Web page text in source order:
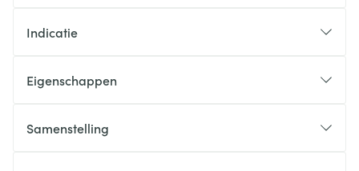
Indicatie
Eigenschappen
Samenstelling